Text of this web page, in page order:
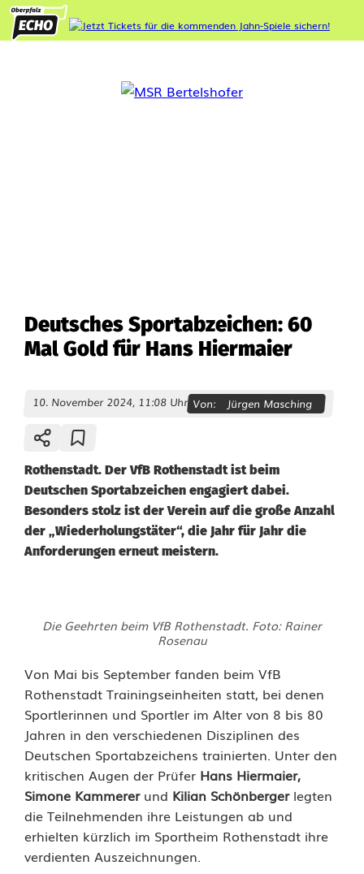
Deutsches Sportabzeichen: 60
Mal Gold für Hans Hiermaier
10. November 2024, 11:08 Uhr Von: Jürgen Masching
Rothenstadt. Der VfB Rothenstadt ist beim
Deutschen Sportabzeichen engagiert dabei.
Besonders stolz ist der Verein auf die große Anzahl
der „Wiederholungstäter“, die Jahr für Jahr die
Anforderungen erneut meistern.
u
t
s
c
h
e
s
Die Geehrten beim VfB Rothenstadt. Foto: Rainer
Rosenau
Von Mai bis September fanden beim VfB
Rothenstadt Trainingseinheiten statt, bei denen
Sportlerinnen und Sportler im Alter von 8 bis 80
Jahren in den verschiedenen Disziplinen des
Deutschen Sportabzeichens trainierten. Unter den
kritischen Augen der Prüfer Hans Hiermaier,
Simone Kammerer und Kilian Schönberger legten
die Teilnehmenden ihre Leistungen ab und
erhielten kürzlich im Sportheim Rothenstadt ihre
verdienten Auszeichnungen.